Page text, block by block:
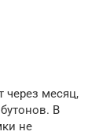
через месяц,
В
не